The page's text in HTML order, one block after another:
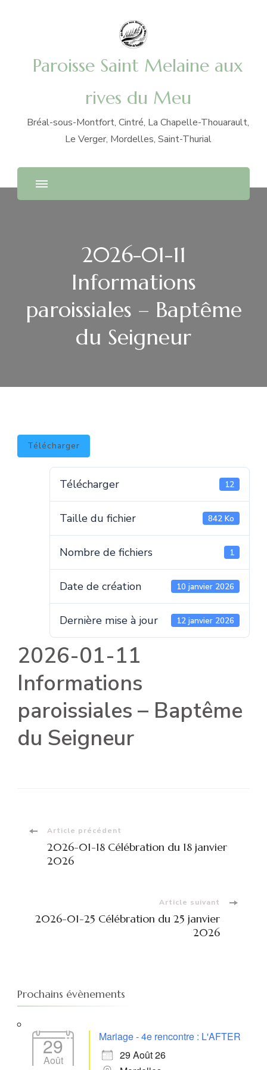
Paroisse Saint Melaine aux
rives du Meu
Bréal-sous-Montfort, Cintré, La Chapelle-Thouarault,
Le Verger, Mordelles, Saint-Thurial
2026-01-11
Informations
paroissiales – Baptême
du Seigneur
Télécharger
Télécharger 12
Taille du fichier 842 Ko
Nombre de fichiers 1
Date de création 10 janvier 2026
Dernière mise à jour 12 janvier 2026
2026-01-11
Informations
paroissiales – Baptême
du Seigneur
Navigation
d'article
Article précédent
2026-01-18 Célébration du 18 janvier
2026
Article suivant
2026-01-25 Célébration du 25 janvier
2026
Prochains évènements
29
Août
Mariage - 4e rencontre : L'AFTER
29 Août 26